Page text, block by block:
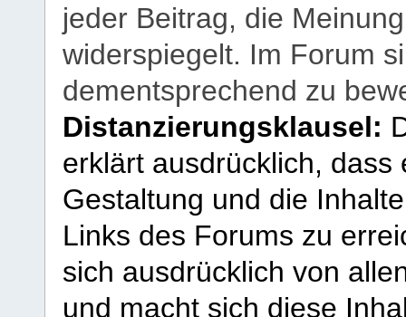
jeder Beitrag, die
widerspiegelt. Im Forum
dementsprechend zu
Distanzierungsklausel:
erklärt ausdrücklich,
Gestaltung und die
Links des Forums zu
sich ausdrücklich von
und macht sich diese